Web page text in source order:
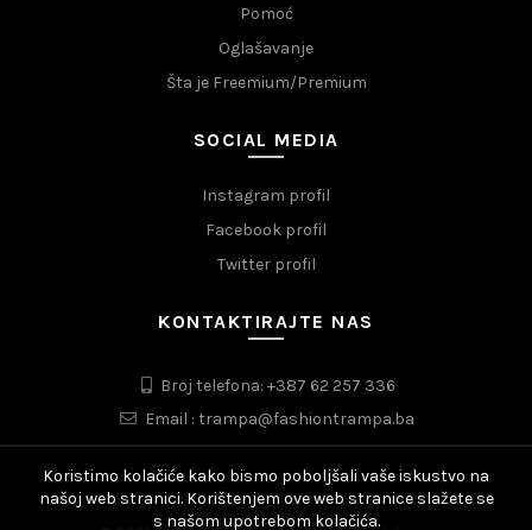
Pomoć
Oglašavanje
Šta je Freemium/Premium
SOCIAL MEDIA
Instagram profil
Facebook profil
Twitter profil
KONTAKTIRAJTE NAS
Broj telefona: +387 62 257 336
Email : trampa@fashiontrampa.ba
Koristimo kolačiće kako bismo poboljšali vaše iskustvo na
našoj web stranici. Korištenjem ove web stranice slažete se
s našom upotrebom kolačića.